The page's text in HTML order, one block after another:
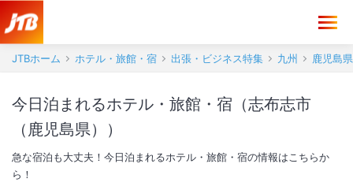
JTBホーム ホテル・旅館・宿 出張・ビジネス特集 九州 鹿児島県
今日泊まれるホテル・旅館・宿（志布志市
（鹿児島県））
急な宿泊も大丈夫！今日泊まれるホテル・旅館・宿の情報はこちらか
ら！